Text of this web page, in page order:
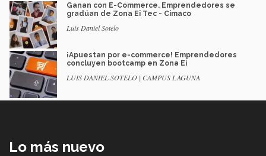
Ganan con E-Commerce. Emprendedores se
gradúan de Zona Ei Tec - Cimaco
Luis Daniel Sotelo
¡Apuestan por e-commerce! Emprendedores
concluyen bootcamp en Zona Ei
LUIS DANIEL SOTELO | CAMPUS LAGUNA
Lo más nuevo